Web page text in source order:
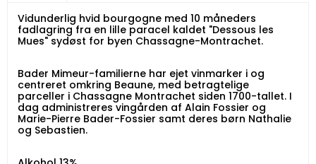
Vidunderlig hvid bourgogne med 10 måneders
fadlagring fra en lille paracel kaldet "Dessous les
Mues" sydøst for byen Chassagne-Montrachet.
Bader Mimeur-familierne har ejet vinmarker i og
centreret omkring Beaune, med betragtelige
parceller i Chassagne Montrachet siden 1700-tallet. I
dag administreres vingården af Alain Fossier og
Marie-Pierre Bader-Fossier samt deres børn Nathalie
og Sebastien.